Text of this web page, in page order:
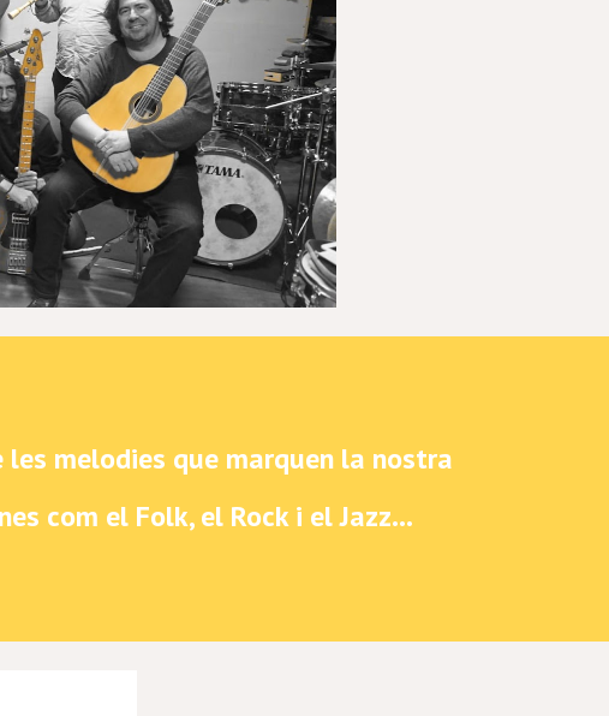
les melodies que marquen la nostra
com el Folk, el Rock i el Jazz...